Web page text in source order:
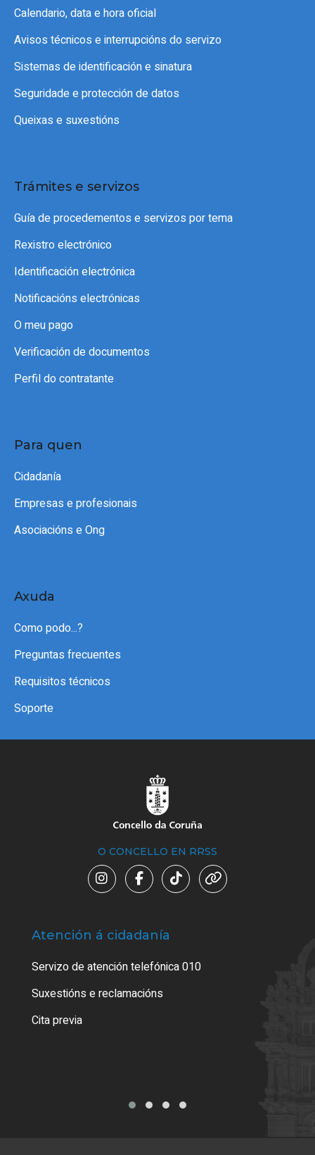
Calendario, data e hora oficial
Avisos técnicos e interrupcións do servizo
Sistemas de identificación e sinatura
Seguridade e protección de datos
Queixas e suxestións
Trámites e servizos
Guía de procedementos e servizos por tema
Rexistro electrónico
Identificación electrónica
Notificacións electrónicas
O meu pago
Verificación de documentos
Perfil do contratante
Para quen
Cidadanía
Empresas e profesionais
Asociacións e Ong
Axuda
Como podo...?
Preguntas frecuentes
Requisitos técnicos
Soporte
O CONCELLO EN RRSS
Atención á cidadanía
Servizo de atención telefónica 010
Suxestións e reclamacións
Cita previa